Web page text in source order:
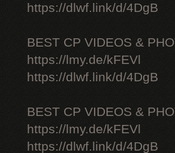
https://dlwf.link/d/4DgB
BEST CP VIDEOS &
https://lmy.de/kFEVl
https://dlwf.link/d/4DgB
BEST CP VIDEOS &
https://lmy.de/kFEVl
https://dlwf.link/d/4DgB